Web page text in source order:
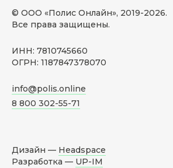
© ООО «Полис Онлайн», 2019-2026.
Все права защищены.
ИНН: 7810745660
ОГРН: 1187847378070
info@polis.online
8 800 302-55-71
Дизайн — Headspace
Разработка — UP-IM